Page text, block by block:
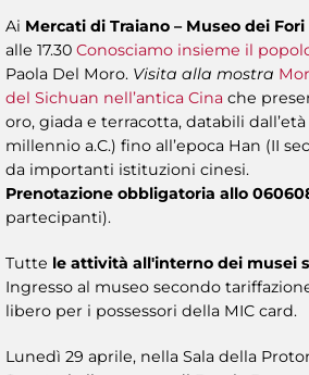
Ai Mercati di Traiano – Museo dei
alle 17.30 Conosciamo insieme il
Paola Del Moro. Visita alla mostra
del Sichuan nell’antica Cina che
oro, giada e terracotta, databili
millennio a.C.) fino all’epoca Han (II
da importanti istituzioni cinesi.
Prenotazione obbligatoria allo
partecipanti).
Tutte le attività all'interno dei musei
Ingresso al museo secondo
libero per i possessori della MIC card.
Lunedì 29 aprile, nella Sala della